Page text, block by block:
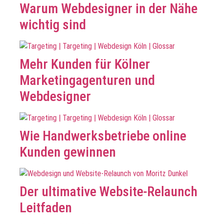
Warum Webdesigner in der Nähe
wichtig sind
Mehr Kunden für Kölner
Marketingagenturen und
Webdesigner
Wie Handwerksbetriebe online
Kunden gewinnen
Der ultimative Website-Relaunch
Leitfaden